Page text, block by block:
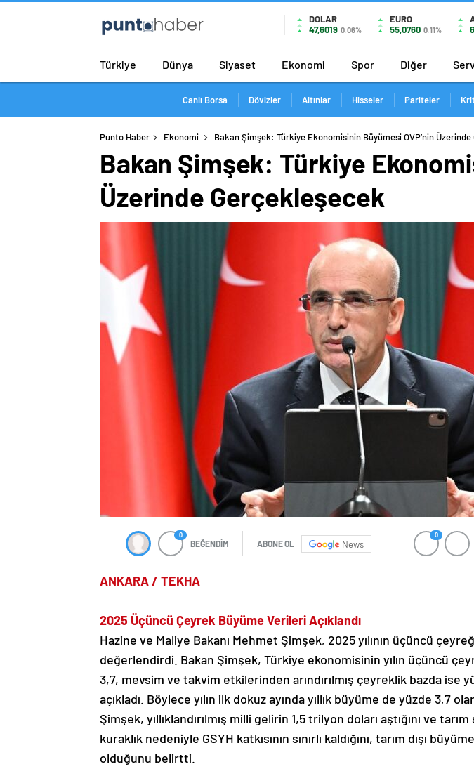
DOLAR
47,6019 0.06%
EURO
55,0760 0.11%
Türkiye Dünya Siyaset Ekonomi Spor Diğer
Canlı Borsa Dövizler Altınlar Hisseler Pariteler
Punto Haber Ekonomi Bakan Şimşek: Türkiye Ekonomisinin Büyümesi OVP’nin
Bakan Şimşek: Türkiye
Üzerinde Gerçekleşecek
0
BEĞENDİM ABONE OL News
0
ANKARA / TEKHA
2025 Üçüncü Çeyrek Büyüme Verileri Açıklandı
Hazine ve Maliye Bakanı Mehmet Şimşek, 2025 yılının üçüncü
değerlendirdi. Bakan Şimşek, Türkiye ekonomisinin yılın üçüncü
3,7, mevsim ve takvim etkilerinden arındırılmış çeyreklik bazda ise
açıkladı. Böylece yılın ilk dokuz ayında yıllık büyüme de yüzde 3,7
Şimşek, yıllıklandırılmış milli gelirin 1,5 trilyon doları aştığını ve
kuraklık nedeniyle GSYH katkısının sınırlı kaldığını, tarım dışı
olduğunu belirtti.